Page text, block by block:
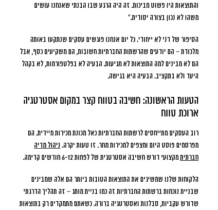
והתוצאות היו פשוט מביכות. זה היה הרגע שבו הבנתי שאנחנו עושים
משהו לא נכון בצורה יסודית.”
הסיפור של דני לא ייחודי. כל יום אנחנו פוגשים עסקים שנתקעו באותה
מלכודת – הם יודעים שהרשתות החברתיות חשובות, הם משקיעים כסף, אבל
הם לא מבינים למה התוצאות לא מגיעות. הבעיה לא בפלטפורמות, לא בקהל
היעד ולא בתקציב. הבעיה היא בגישה.
הטעות הראשונה: חשיבה בטווח קצר במקום אסטרטגיה
ארוכת טווח
רוב העסקים מתייחסים לרשתות החברתיות כאל מכונת מכירות מיידית. הם
מפרסמים פוסט היום ומצפים למכירות מחר. זו טעות יקרה. ניהול מדיה
חברתיתמקצועי דורש חשיבה אסטרטגית של לפחות 6-12 חודשים קדימה.
הלקוחות שלנו שמשיגים את התוצאות הטובות ביותר הם אלה שמבינים
שבניית נוכחות ברשתות החברתיות זה כמו בניית מותג – זה תהליך הדרגתי
שדורש עקביות, סבלנות ואסטרטגיה ברורה. כשאתם מתמקדים רק בתוצאות